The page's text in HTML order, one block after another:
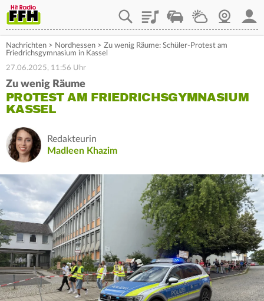
PlaylistStaupilotWetterWebcam
Nachrichten > Nordhessen > Zu wenig Räume: Schüler-Protest am
Friedrichsgymnasium in Kassel
27.06.2025, 11:56 Uhr
Zu wenig Räume
PROTEST AM FRIEDRICHSGYMNASIUM
KASSEL
Redakteurin
Madleen Khazim